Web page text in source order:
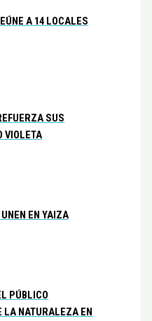
A 14 LOCALES
SUS
VIOLETA
EN YAIZA
PÚBLICO
LA NATURALEZA EN